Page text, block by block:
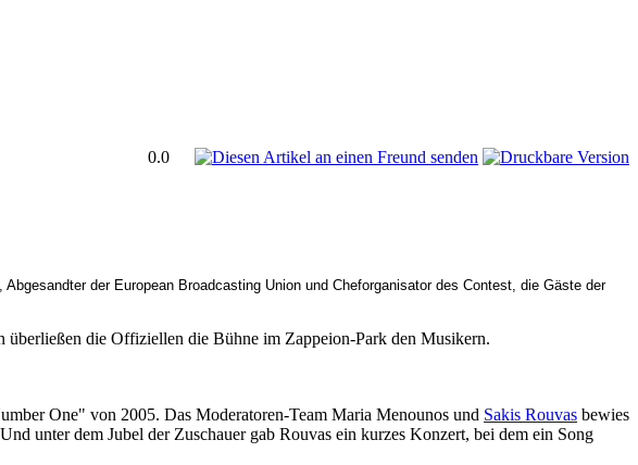
0.0
der European Broadcasting Union und Cheforganisator des Contest, die Gäste der
überließen die Offiziellen die Bühne im Zappeion-Park den Musikern.
One" von 2005. Das Moderatoren-Team Maria Menounos und Sakis Rouvas bewies
unter dem Jubel der Zuschauer gab Rouvas ein kurzes Konzert, bei dem ein Song